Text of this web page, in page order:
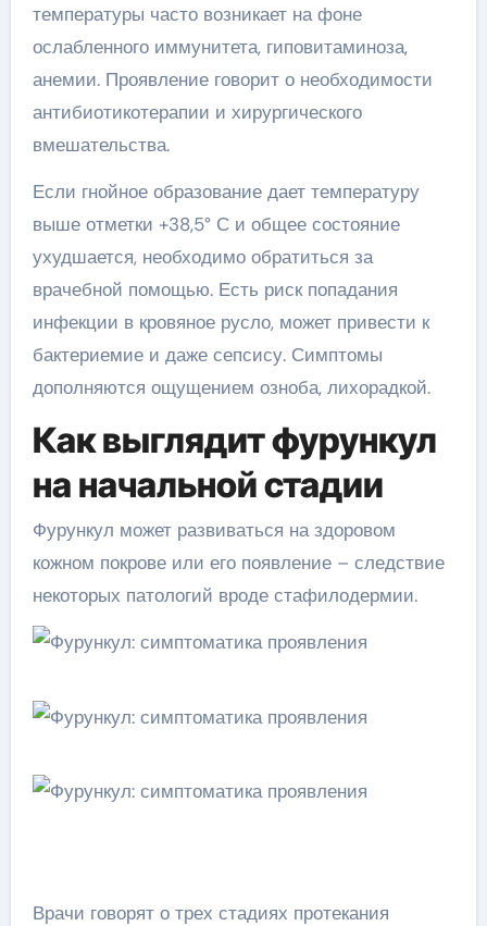
температуры часто возникает на фоне
ослабленного иммунитета, гиповитаминоза,
анемии. Проявление говорит о необходимости
антибиотикотерапии и хирургического
вмешательства.
Если гнойное образование дает температуру
выше отметки +38,5° С и общее состояние
ухудшается, необходимо обратиться за
врачебной помощью. Есть риск попадания
инфекции в кровяное русло, может привести к
бактериемие и даже сепсису. Симптомы
дополняются ощущением озноба, лихорадкой.
Как выглядит фурункул
на начальной стадии
Фурункул может развиваться на здоровом
кожном покрове или его появление – следствие
некоторых патологий вроде стафилодермии.
Врачи говорят о трех стадиях протекания